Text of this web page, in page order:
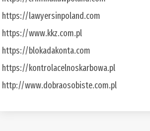
https://lawyersinpoland.com
https://www.kkz.com.pl
https://blokadakonta.com
https://kontrolacelnoskarbowa.pl
http://www.dobraosobiste.com.pl